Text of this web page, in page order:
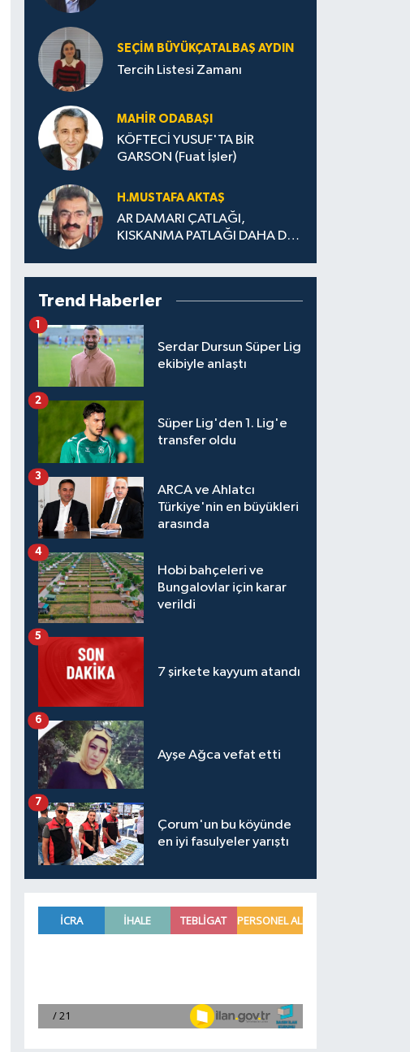
SEÇIM BÜYÜKÇATALBAŞ AYDIN
Tercih Listesi Zamanı
MAHIR ODABAŞI
KÖFTECİ YUSUF'TA BİR
GARSON (Fuat İşler)
H.MUS­TA­FA AK­TAŞ
AR DAMARI ÇATLAĞI,
KISKANMA PATLAĞI DAHA DA
Trend Haberler
Serdar Dursun Süper Lig
ekibiyle anlaştı
1
Süper Lig'den 1. Lig'e
transfer oldu
2
ARCA ve Ahlatcı
Türkiye'nin en büyükleri
arasında
3
Hobi bahçeleri ve
Bungalovlar için karar
verildi
4
7 şirkete kayyum atandı
5
Ayşe Ağca vefat etti
6
Çorum'un bu köyünde
en iyi fasulyeler yarıştı
7